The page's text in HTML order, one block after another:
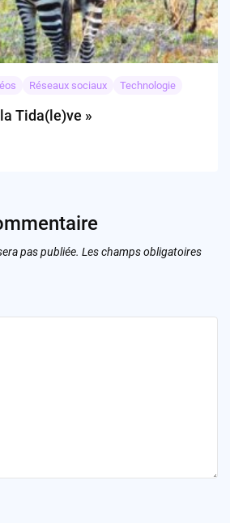
Réseaux sociaux Technologie
Tida(le)ve »
pas publiée. Les champs obligatoires